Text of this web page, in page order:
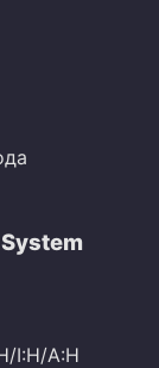
I:H/A:H